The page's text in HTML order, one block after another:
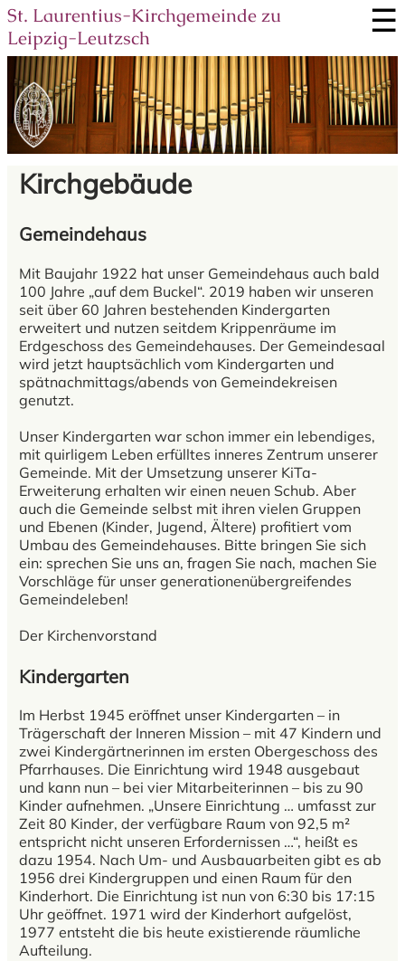
☰
St. Laurentius-Kirchgemeinde zu
Leipzig-Leutzsch
Kirchgebäude
Gemeindehaus
Mit Baujahr 1922 hat unser Gemeindehaus auch bald
100 Jahre „auf dem Buckel“. 2019 haben wir unseren
seit über 60 Jahren bestehenden Kindergarten
erweitert und nutzen seitdem Krippenräume im
Erdgeschoss des Gemeindehauses. Der Gemeindesaal
wird jetzt hauptsächlich vom Kindergarten und
spätnachmittags/abends von Gemeindekreisen
genutzt.
Unser Kindergarten war schon immer ein lebendiges,
mit quirligem Leben erfülltes inneres Zentrum unserer
Gemeinde. Mit der Umsetzung unserer KiTa-
Erweiterung erhalten wir einen neuen Schub. Aber
auch die Gemeinde selbst mit ihren vielen Gruppen
und Ebenen (Kinder, Jugend, Ältere) profitiert vom
Umbau des Gemeindehauses. Bitte bringen Sie sich
ein: sprechen Sie uns an, fragen Sie nach, machen Sie
Vorschläge für unser generationenübergreifendes
Gemeindeleben!
Der Kirchenvorstand
Kindergarten
Im Herbst 1945 eröffnet unser Kindergarten – in
Trägerschaft der Inneren Mission – mit 47 Kindern und
zwei Kindergärtnerinnen im ersten Obergeschoss des
Pfarrhauses. Die Einrichtung wird 1948 ausgebaut
und kann nun – bei vier Mitarbeiterinnen – bis zu 90
Kinder aufnehmen. „Unsere Einrichtung … umfasst zur
Zeit 80 Kinder, der verfügbare Raum von 92,5 m²
entspricht nicht unseren Erfordernissen …“, heißt es
dazu 1954. Nach Um- und Ausbauarbeiten gibt es ab
1956 drei Kindergruppen und einen Raum für den
Kinderhort. Die Einrichtung ist nun von 6:30 bis 17:15
Uhr geöffnet. 1971 wird der Kinderhort aufgelöst,
1977 entsteht die bis heute existierende räumliche
Aufteilung.